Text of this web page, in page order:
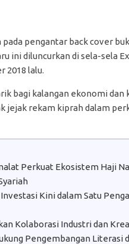
pengantar back cover
ini diluncurkan di sela-sela
2018 lalu.
bagi kalangan ekonomi dan
jejak rekam kiprah dalam
Perkuat Ekosistem Haji
Kini dalam Satu
Kolaborasi Industri dan
Pengembangan Literasi